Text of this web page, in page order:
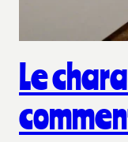
Le